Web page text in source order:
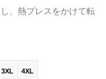
、熱プレスをかけて転
3XL 4XL